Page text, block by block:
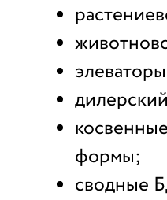
формы;
сводные